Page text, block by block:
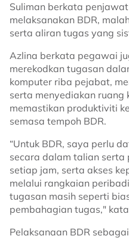
Suliman berkata
melaksanakan BDR,
serta aliran tugas yang
Azlina berkata pegawai
merekodkan tugasan
komputer riba pejabat,
serta menyediakan ruang
memastikan produktiviti
semasa tempoh BDR.
“Untuk BDR, saya perlu
secara dalam talian serta
setiap jam, serta akses
melalui rangkaian
tugasan masih seperti
pembahagian tugas,"
Pelaksanaan BDR